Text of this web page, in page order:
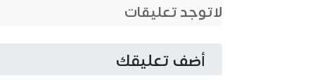
لاتوجد تعليقات
أضف تعليقك